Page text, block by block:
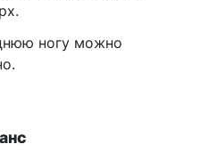
ногу можно